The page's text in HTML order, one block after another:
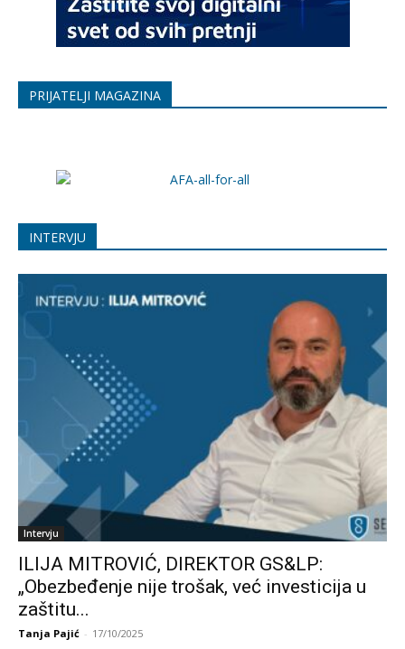
PRIJATELJI MAGAZINA
INTERVJU
Intervju
ILIJA MITROVIĆ, DIREKTOR GS&LP:
„Obezbeđenje nije trošak, već investicija u
zaštitu...
Tanja Pajić - 17/10/2025